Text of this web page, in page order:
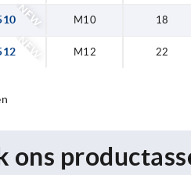
NEW M10 18
NEW M12 22
ons